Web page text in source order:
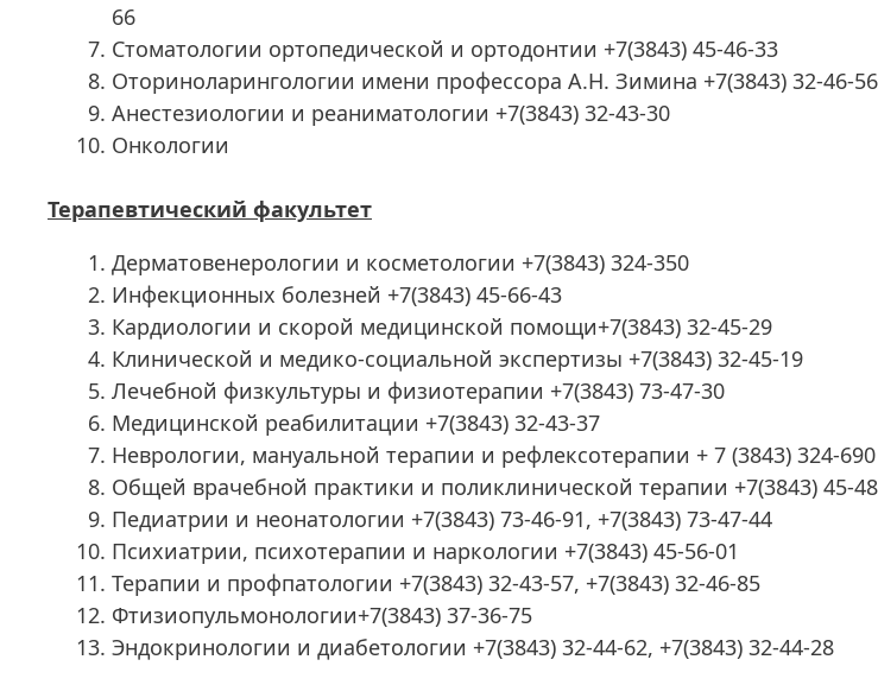
66
Стоматологии ортопедической и ортодонтии +7(3843) 45-46-33
Оториноларингологии имени профессора А.Н. Зимина +7(3843) 32-46-56
Анестезиологии и реаниматологии +7(3843) 32-43-30
Онкологии
Терапевтический факультет
Дерматовенерологии и косметологии +7(3843) 324-350
Инфекционных болезней +7(3843) 45-66-43
Кардиологии и скорой медицинской помощи+7(3843) 32-45-29
Клинической и медико-социальной экспертизы +7(3843) 32-45-19
Лечебной физкультуры и физиотерапии +7(3843) 73-47-30
Медицинской реабилитации +7(3843) 32-43-37
Неврологии, мануальной терапии и рефлексотерапии + 7 (3843) 324-690
Общей врачебной практики и поликлинической терапии +7(3843) 45-
Педиатрии и неонатологии +7(3843) 73-46-91, +7(3843) 73-47-44
Психиатрии, психотерапии и наркологии +7(3843) 45-56-01
Терапии и профпатологии +7(3843) 32-43-57, +7(3843) 32-46-85
Фтизиопульмонологии+7(3843) 37-36-75
Эндокринологии и диабетологии +7(3843) 32-44-62, +7(3843) 32-44-28